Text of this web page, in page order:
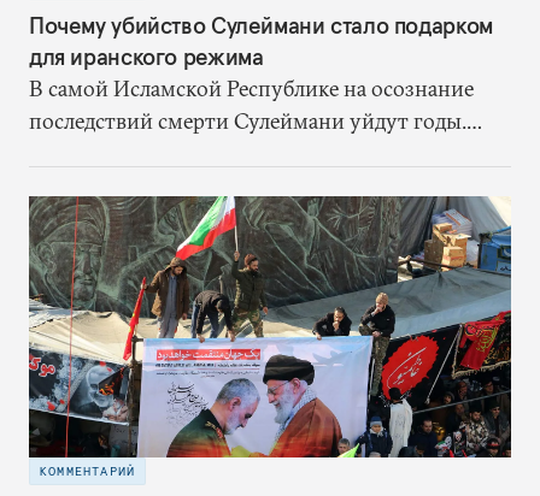
Почему убийство Сулеймани стало подарком
для иранского режима
В самой Исламской Республике на осознание
последствий смерти Сулеймани уйдут годы.
КОММЕНТАРИЙ